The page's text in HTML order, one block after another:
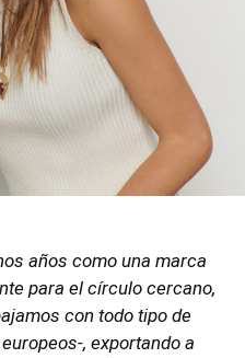
años como una marca
para el círculo cercano,
con todo tipo de
, exportando a